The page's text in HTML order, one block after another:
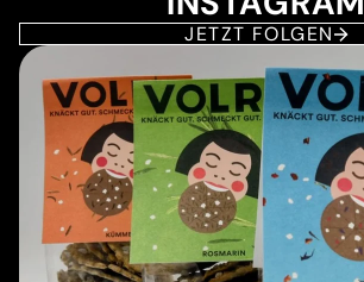
JETZT FOLGEN